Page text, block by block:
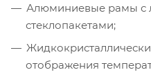
Алюминиевые рамы с
стеклопакетами;
отображения